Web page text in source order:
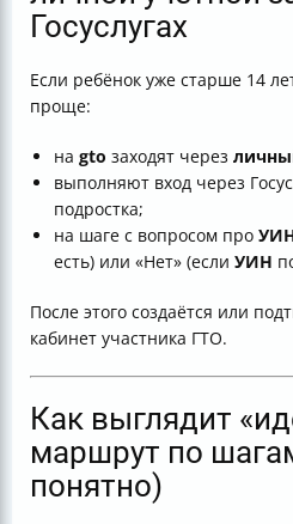
Госуслугах
Если ребёнок уже старше 14
проще:
на gto заходят через
выполняют вход через
подростка;
на шаге с вопросом про
есть) или «Нет» (если УИН
После этого создаётся или
кабинет участника ГТО.
Как выглядит
маршрут по
понятно)